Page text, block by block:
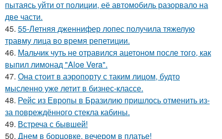
пытаясь уйти от полиции, её автомобиль разорвало на
две части.
45. 55-Летняя дженнифер лопес получила тяжелую
травму лица во время репетиции.
46. Мальчик чуть не отравился ацетоном после того, как
выпил лимонад "Aloe Vera".
47. Она стоит в аэропорту с таким лицом, будто
мысленно уже летит в бизнес-классе.
48. Рейс из Европы в Бразилию пришлось отменить из-
за повреждённого стекла кабины.
49. Встреча с бывшей!
50. Днем в борцовке, вечером в платье!